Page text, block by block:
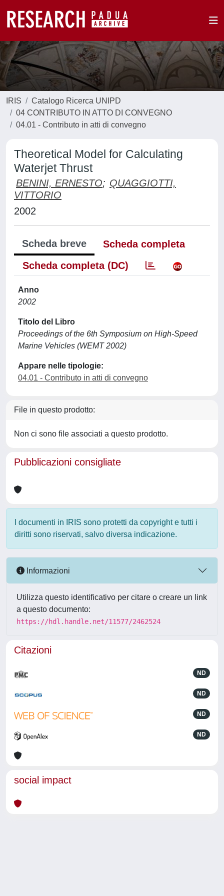
IRIS
Catalogo Ricerca UNIPD
04 CONTRIBUTO IN ATTO DI CONVEGNO
04.01 - Contributo in atti di convegno
Theoretical Model for Calculating
Waterjet Thrust
BENINI, ERNESTO; QUAGGIOTTI,
VITTORIO
2002
Scheda breve
Scheda completa
Scheda completa (DC)
Anno
2002
Titolo del Libro
Proceedings of the 6th Symposium on High-Speed
Marine Vehicles (WEMT 2002)
Appare nelle tipologie:
04.01 - Contributo in atti di convegno
File in questo prodotto:
Non ci sono file associati a questo prodotto.
Pubblicazioni consigliate
I documenti in IRIS sono protetti da copyright e tutti i
diritti sono riservati, salvo diversa indicazione.
Informazioni
Utilizza questo identificativo per citare o creare un link
a questo documento:
https://hdl.handle.net/11577/2462524
Citazioni
ND
ND
ND
ND
social impact